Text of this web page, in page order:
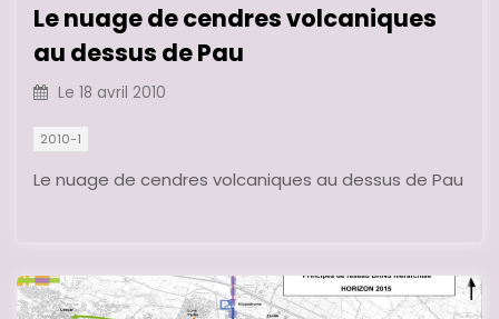
Le nuage de cendres volcaniques
au dessus de Pau
Le 18 avril 2010
2010-1
Le nuage de cendres volcaniques au dessus de Pau